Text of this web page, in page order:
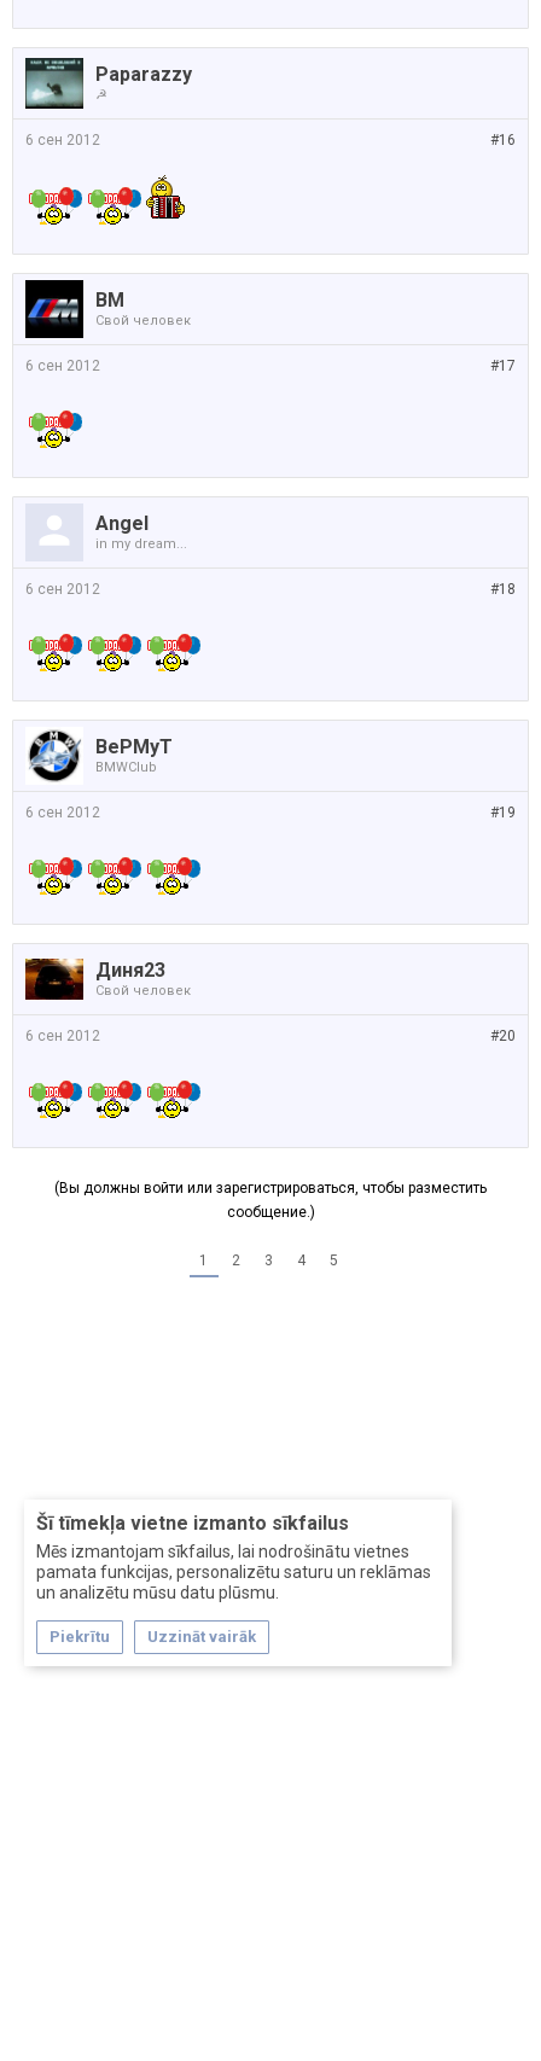
Šī tīmekļa vietne izmanto sīkfailus
Mēs izmantojam sīkfailus, lai nodrošinātu vietnes
pamata funkcijas, personalizētu saturu un reklāmas
un analizētu mūsu datu plūsmu.
Piekrītu Uzzināt vairāk
Paparazzy
☭
#16
6 сен 2012
BM
Свой человек
#17
6 сен 2012
Angel
in my dream...
#18
6 сен 2012
BePMyT
BMWClub
#19
6 сен 2012
Диня23
Свой человек
#20
6 сен 2012
(Вы должны войти или зарегистрироваться, чтобы разместить
сообщение.)
1 2 3 4 5